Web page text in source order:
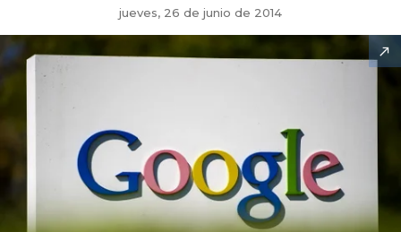
jueves, 26 de junio de 2014